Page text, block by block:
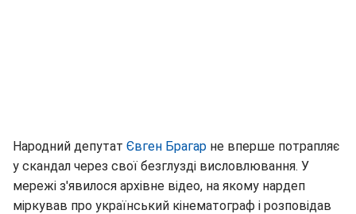
Народний депутат Євген Брагар не вперше потрапляє
у скандал через свої безглузді висловлювання. У
мережі з'явилося архівне відео, на якому нардеп
міркував про український кінематограф і розповідав